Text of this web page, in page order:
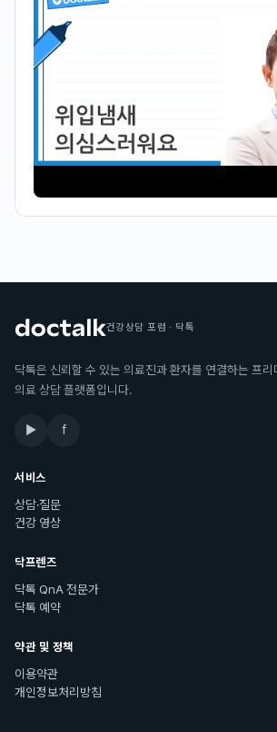
건강상담 포럼 · 닥톡
닥톡은 신뢰할 수 있는 의료진과 환자를 연결하는 프리
의료 상담 플랫폼입니다.
▶ f
서비스
상담·질문
건강 영상
닥프렌즈
닥톡 QnA 전문가
닥톡 예약
약관 및 정책
이용약관
개인정보처리방침